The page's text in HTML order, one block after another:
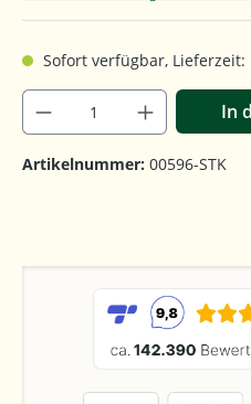
Sofort verfügbar, Lieferzeit:
In
Artikelnummer: 00596-STK